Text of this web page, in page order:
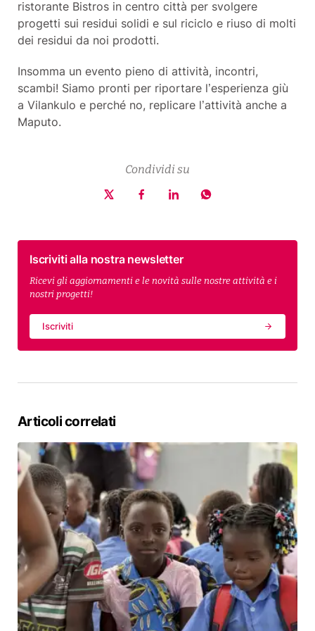
ristorante Bistros in centro città per svolgere
progetti sui residui solidi e sul riciclo e riuso di molti
dei residui da noi prodotti.
Insomma un evento pieno di attività, incontri,
scambi! Siamo pronti per riportare l’esperienza giù
a Vilankulo e perché no, replicare l’attività anche a
Maputo.
Iscriviti alla nostra newsletter
Ricevi gli aggiornamenti e le novità sulle nostre attività e i
nostri progetti!
Iscriviti
Condividi su
Articoli correlati